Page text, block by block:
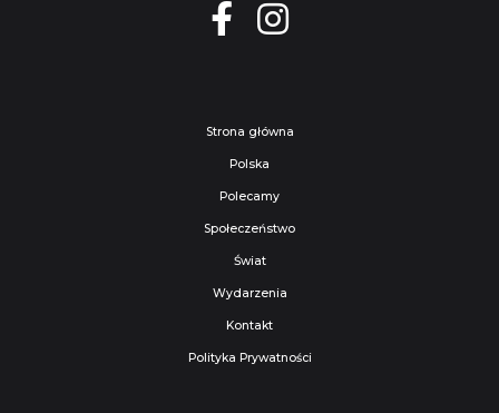
Strona główna
Polska
Polecamy
Społeczeństwo
Świat
Wydarzenia
Kontakt
Polityka Prywatności